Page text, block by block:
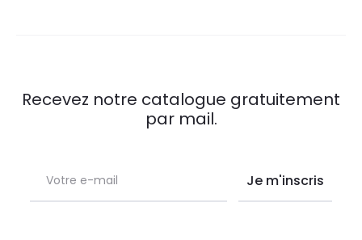
Recevez notre catalogue gratuitement
par mail.